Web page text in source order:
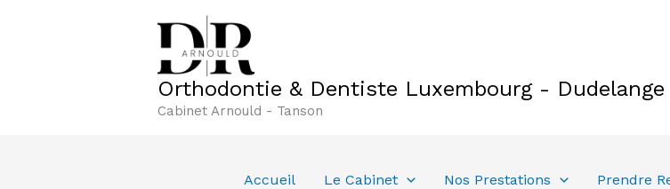
Orthodontie & Dentiste Luxembourg - Dudelange
Cabinet Arnould - Tanson
Accueil Le Cabinet Nos Prestations Prendre